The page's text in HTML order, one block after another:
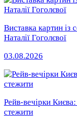
Виставка картин із
Наталії Гоголєвої
03.08.2026
Рейв-вечірки
стежити